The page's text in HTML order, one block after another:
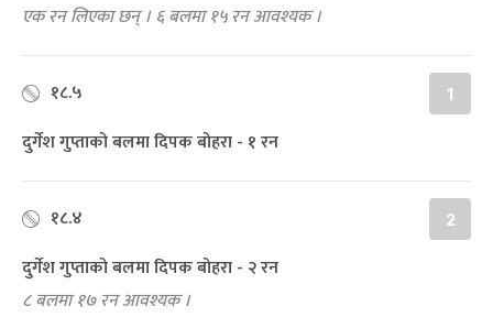
एक रन लिएका छन् । ६ बलमा १५ रन आवश्यक ।
१८.५ 1
दुर्गेश गुप्ताको बलमा दिपक बोहरा - १ रन
१८.४ 2
दुर्गेश गुप्ताको बलमा दिपक बोहरा - २ रन
८ बलमा १७ रन आवश्यक ।